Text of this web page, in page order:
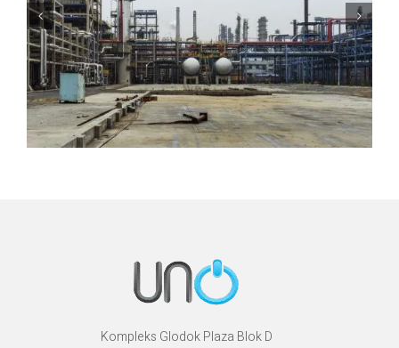
Kompleks Glodok Plaza Blok D